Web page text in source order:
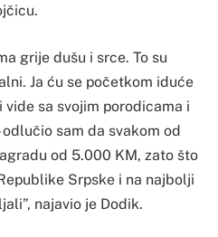
grije dušu i srce. To su
Ja ću se početkom iduće
vide sa svojim porodicama i
sam da svakom od
od 5.000 KM, zato što
Srpske i na najbolji
najavio je Dodik.